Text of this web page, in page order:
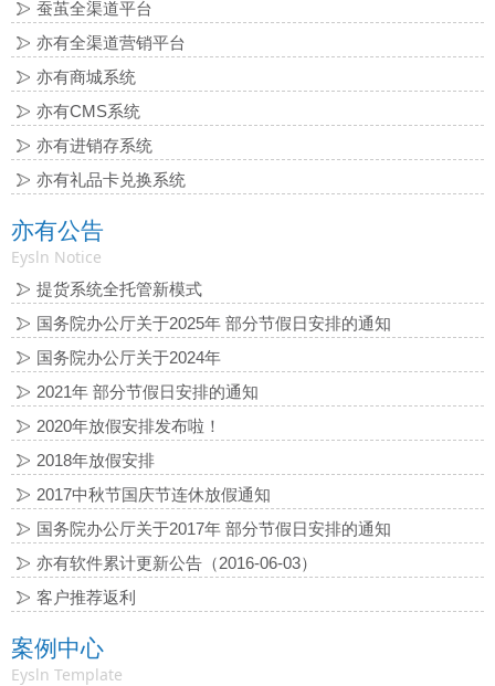
蚕茧全渠道平台
亦有全渠道营销平台
亦有商城系统
亦有CMS系统
亦有进销存系统
亦有礼品卡兑换系统
亦有公告
Eysln Notice
提货系统全托管新模式
国务院办公厅关于2025年 部分节假日安排的通知
国务院办公厅关于2024年
2021年 部分节假日安排的通知
2020年放假安排发布啦！
2018年放假安排
2017中秋节国庆节连休放假通知
国务院办公厅关于2017年 部分节假日安排的通知
亦有软件累计更新公告（2016-06-03）
客户推荐返利
案例中心
Eysln Template